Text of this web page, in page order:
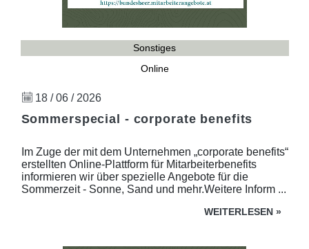
Sonstiges
Online
18 / 06 / 2026
Sommerspecial - corporate benefits
Im Zuge der mit dem Unternehmen „corporate benefits“
erstellten Online-Plattform für Mitarbeiterbenefits
informieren wir über spezielle Angebote für die
Sommerzeit - Sonne, Sand und mehr.Weitere Inform ...
WEITERLESEN »